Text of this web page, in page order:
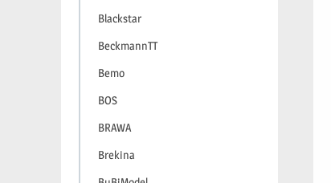
Blackstar
BeckmannTT
Bemo
BOS
BRAWA
Brekina